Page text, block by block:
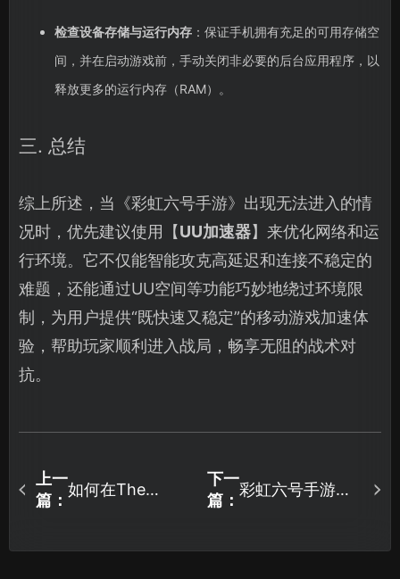
检查设备存储与运行内存：保证手机拥有充足的可用存储空
间，并在启动游戏前，手动关闭非必要的后台应用程序，以
释放更多的运行内存（RAM）。
三. 总结
综上所述，当《彩虹六号手游》出现无法进入的情
况时，优先建议使用【UU加速器】来优化网络和运
行环境。它不仅能智能攻克高延迟和连接不稳定的
难题，还能通过UU空间等功能巧妙地绕过环境限
制，为用户提供“既快速又稳定”的移动游戏加速体
验，帮助玩家顺利进入战局，畅享无阻的战术对
抗。
上一
篇：
如何在The
档备份？
下一
篇：
彩虹六号手游加
体验！